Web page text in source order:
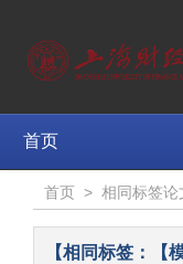
首页
首页 > 相同标签论
【相同标签：【